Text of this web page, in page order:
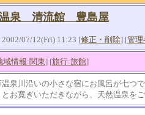
温泉 清流館 豊島屋
07/12(Fri) 11:23 [修正・削除] [管理
域情報:関東] [旅行:旅館]
泉川沿いの小さな宿にお風呂が七つ
お寛ぎいただきながら、天然温泉をご